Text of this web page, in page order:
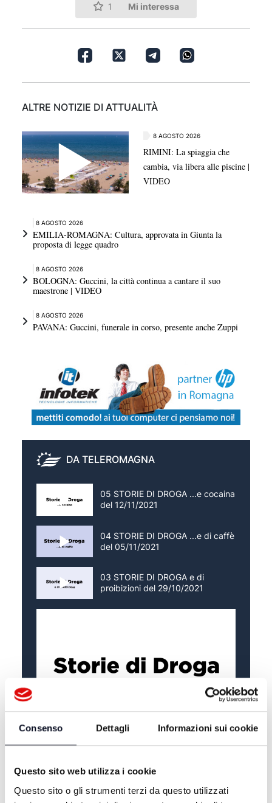
Consenso Dettagli Informazioni sui cookie
Questo sito web utilizza i cookie
Questo sito o gli strumenti terzi da questo utilizzati
1 Mi interessa
ALTRE NOTIZIE DI ATTUALITÀ
8 AGOSTO 2026
RIMINI: La spiaggia che
cambia, via libera alle piscine |
VIDEO
8 AGOSTO 2026
EMILIA-ROMAGNA: Cultura, approvata in Giunta la
proposta di legge quadro
8 AGOSTO 2026
BOLOGNA: Guccini, la città continua a cantare il suo
maestrone | VIDEO
8 AGOSTO 2026
PAVANA: Guccini, funerale in corso, presente anche Zuppi
DA TELEROMAGNA
05 STORIE DI DROGA ...e cocaina
del 12/11/2021
04 STORIE DI DROGA ...e di caffè
del 05/11/2021
03 STORIE DI DROGA e di
proibizioni del 29/10/2021
ALTRE NOTIZIE